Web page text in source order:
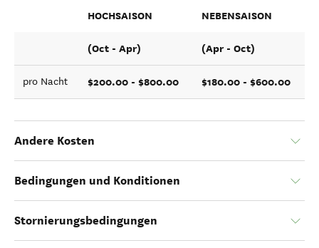
HOCHSAISON NEBENSAISON
(Oct - Apr) (Apr - Oct)
pro Nacht $200.00 - $800.00 $180.00 - $600.00
Andere Kosten
Bedingungen und Konditionen
Stornierungsbedingungen